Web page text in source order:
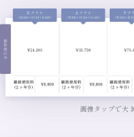
画像タップで大